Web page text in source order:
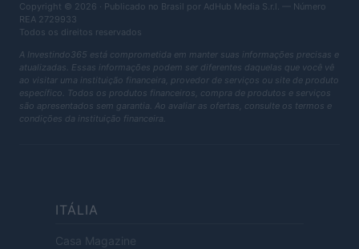
Copyright © 2026 · Publicado no Brasil por AdHub Media S.r.l. — Número
REA 2729933
Todos os direitos reservados
A Investindo365 está comprometida em manter suas informações precisas e
atualizadas. Essas informações podem ser diferentes daquelas que você vê
ao visitar uma instituição financeira, provedor de serviços ou site de produto
específico. Todos os produtos financeiros, compra de produtos e serviços
são apresentados sem garantia. Ao avaliar as ofertas, consulte os termos e
condições da instituição financeira.
ITÁLIA
Casa Magazine